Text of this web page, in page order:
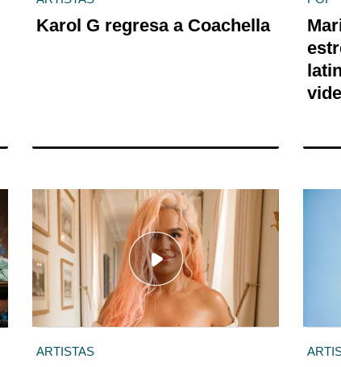
Karol G regresa a Coachella
ARTISTAS